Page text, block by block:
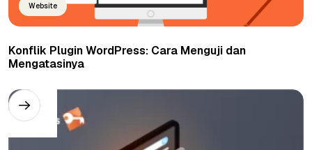
Website
Konflik Plugin WordPress: Cara Menguji dan
Mengatasinya